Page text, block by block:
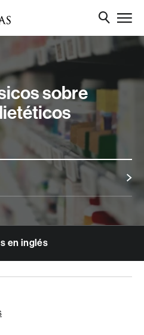
sobre
en inglés